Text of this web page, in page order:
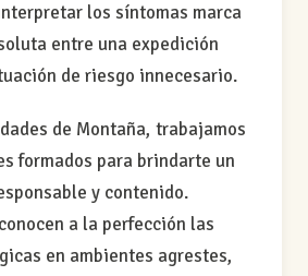
los síntomas marca
entre una expedición
de riesgo innecesario.
de Montaña, trabajamos
formados para brindarte un
y contenido.
a la perfección las
en ambientes agrestes,